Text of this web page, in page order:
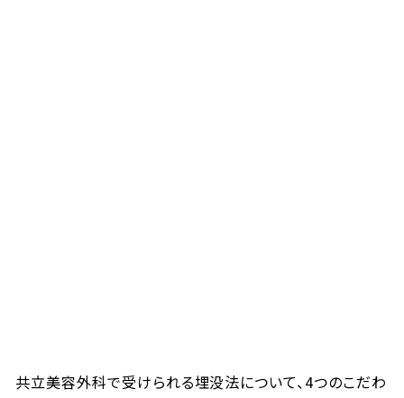
共立美容外科で受けられる埋没法について、4つのこだわ